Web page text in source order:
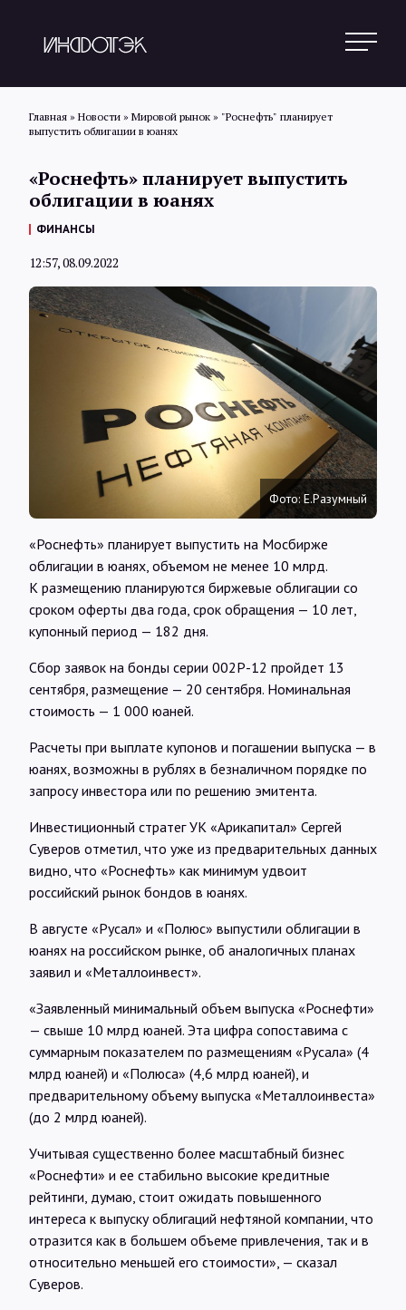
Статьи
Обзоры
Интервью
Карты
О нас
@Infotek_Russia
Главная » Новости » Мировой рынок » "Роснефть" планирует
выпустить облигации в юанях
«Роснефть» планирует выпустить
облигации в юанях
ФИНАНСЫ
12:57, 08.09.2022
Фото: Е.Разумный
«Роснефть» планирует выпустить на Мосбирже
облигации в юанях, объемом не менее 10 млрд.
К размещению планируются биржевые облигации со
сроком оферты два года, срок обращения — 10 лет,
купонный период — 182 дня.
Сбор заявок на бонды серии 002Р-12 пройдет 13
сентября, размещение — 20 сентября. Номинальная
стоимость — 1 000 юаней.
Расчеты при выплате купонов и погашении выпуска — в
юанях, возможны в рублях в безналичном порядке по
запросу инвестора или по решению эмитента.
Инвестиционный стратег УК «Арикапитал» Сергей
Суверов отметил, что уже из предварительных данных
видно, что «Роснефть» как минимум удвоит
российский рынок бондов в юанях.
В августе «Русал» и «Полюс» выпустили облигации в
юанях на российском рынке, об аналогичных планах
заявил и «Металлоинвест».
«Заявленный минимальный объем выпуска «Роснефти»
— свыше 10 млрд юаней. Эта цифра сопоставима с
суммарным показателем по размещениям «Русала» (4
млрд юаней) и «Полюса» (4,6 млрд юаней), и
предварительному объему выпуска «Металлоинвеста»
(до 2 млрд юаней).
Учитывая существенно более масштабный бизнес
«Роснефти» и ее стабильно высокие кредитные
рейтинги, думаю, стоит ожидать повышенного
интереса к выпуску облигаций нефтяной компании, что
отразится как в большем объеме привлечения, так и в
относительно меньшей его стоимости», — сказал
Суверов.